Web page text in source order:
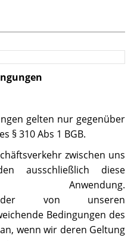
gelten nur gegenüber
§ 310 Abs 1 BGB.
zwischen uns
ausschließlich diese
Anwendung.
oder von unseren
Bedingungen des
wenn wir deren Geltung